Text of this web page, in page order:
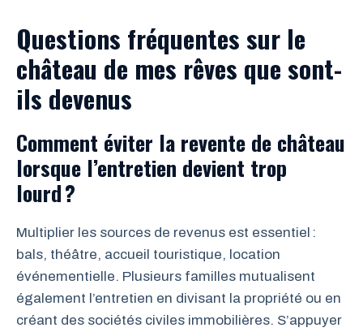
Questions fréquentes sur le
château de mes rêves que sont-
ils devenus
Comment éviter la revente de château
lorsque l’entretien devient trop
lourd ?
Multiplier les sources de revenus est essentiel :
bals, théâtre, accueil touristique, location
événementielle. Plusieurs familles mutualisent
également l’entretien en divisant la propriété ou en
créant des sociétés civiles immobilières. S’appuyer